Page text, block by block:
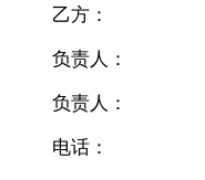
乙方：
负责人：
负责人：
电话：